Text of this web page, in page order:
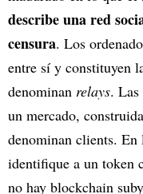
describe una red
censura. Los
entre sí y constituyen
denominan relays.
un mercado,
denominan clients.
identifique a un token
no hay blockchain